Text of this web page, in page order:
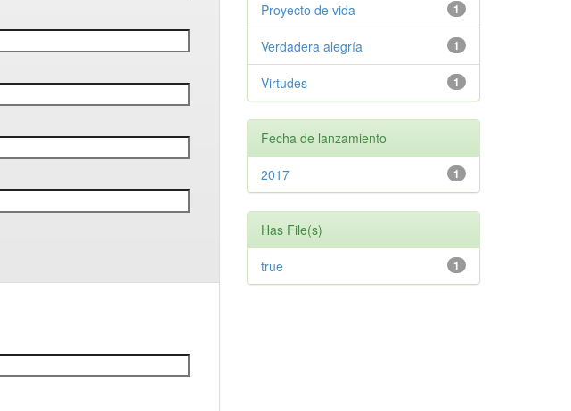
1
Proyecto de vida
1
Verdadera alegría
1
Virtudes
Fecha de lanzamiento
1
2017
Has File(s)
1
true